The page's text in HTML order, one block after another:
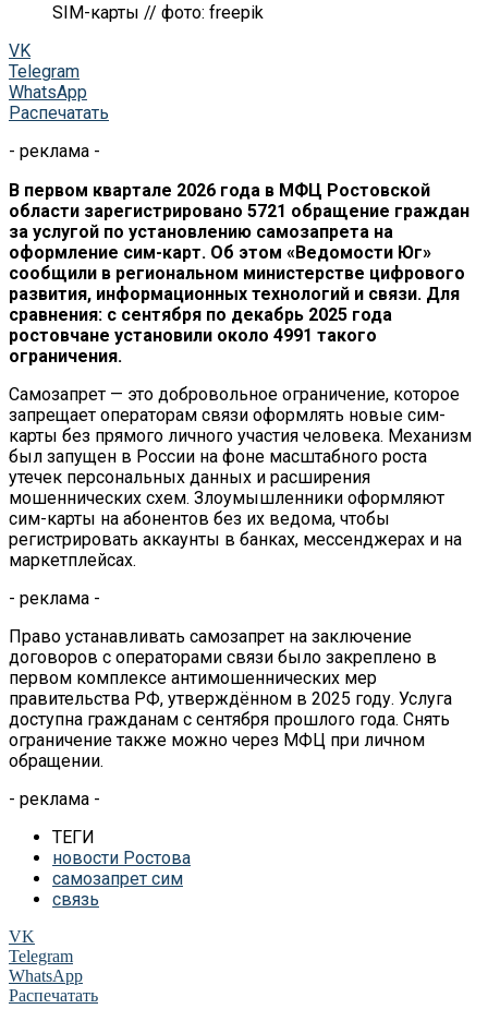
SIM-карты // фото: freepik
VK
Telegram
WhatsApp
Распечатать
- реклама -
В первом квартале 2026 года в МФЦ Ростовской
области зарегистрировано 5721 обращение граждан
за услугой по установлению самозапрета на
оформление сим-карт. Об этом «Ведомости Юг»
сообщили в региональном министерстве цифрового
развития, информационных технологий и связи. Для
сравнения: с сентября по декабрь 2025 года
ростовчане установили около 4991 такого
ограничения.
Самозапрет — это добровольное ограничение, которое
запрещает операторам связи оформлять новые сим-
карты без прямого личного участия человека. Механизм
был запущен в России на фоне масштабного роста
утечек персональных данных и расширения
мошеннических схем. Злоумышленники оформляют
сим-карты на абонентов без их ведома, чтобы
регистрировать аккаунты в банках, мессенджерах и на
маркетплейсах.
- реклама -
Право устанавливать самозапрет на заключение
договоров с операторами связи было закреплено в
первом комплексе антимошеннических мер
правительства РФ, утверждённом в 2025 году. Услуга
доступна гражданам с сентября прошлого года. Снять
ограничение также можно через МФЦ при личном
обращении.
- реклама -
ТЕГИ
новости Ростова
самозапрет сим
связь
VK
Telegram
WhatsApp
Распечатать